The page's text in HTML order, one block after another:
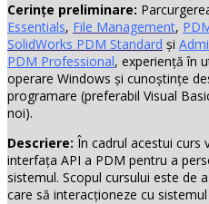
Cerințe preliminare:
Essentials, File Management,
SolidWorks PDM Standard și
PDM Professional, experiență în
operare Windows și cunoștințe
programare (preferabil Visual
noi).
Descriere: În cadrul acestui curs
interfața API a PDM pentru a
sistemul. Scopul cursului este de
care să interacționeze cu